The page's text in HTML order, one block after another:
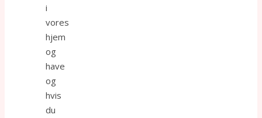
i
vores
hjem
og
have
og
hvis
du